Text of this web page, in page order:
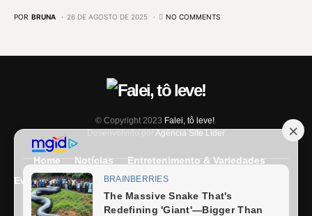
POR BRUNA 26 DE AGOSTO DE 2025 NO COMMENTS
© Copyright 2023 Falei, tô leve!
Desenvolvido porAgência Site Líder
Home Notícias
Entretenimento & Variedades
Eventos
Entrevista Últimas Notícias
Expediente
Fale Conosco Termos e condições